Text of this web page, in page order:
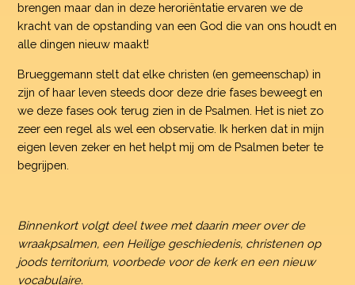
brengen maar dan in deze heroriëntatie ervaren we de
kracht van de opstanding van een God die van ons houdt en
alle dingen nieuw maakt!
Brueggemann stelt dat elke christen (en gemeenschap) in
zijn of haar leven steeds door deze drie fases beweegt en
we deze fases ook terug zien in de Psalmen. Het is niet zo
zeer een regel als wel een observatie. Ik herken dat in mijn
eigen leven zeker en het helpt mij om de Psalmen beter te
begrijpen.
Binnenkort volgt deel twee met daarin meer over de
wraakpsalmen, een Heilige geschiedenis, christenen op
joods territorium, voorbede voor de kerk en een nieuw
vocabulaire.